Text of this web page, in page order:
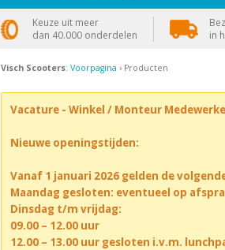
Visch Scooters: Voorpagina › Producten
Vacature - Winkel / Monteur
Nieuwe openingstijden:
Vanaf 1 januari 2026 gelden de
Maandag gesloten: eventueel op
Dinsdag t/m vrijdag:
09.00 – 12.00 uur
12.00 – 13.00 uur gesloten i.v.m.
Keuze uit meer
dan 40.000 onderdelen
in